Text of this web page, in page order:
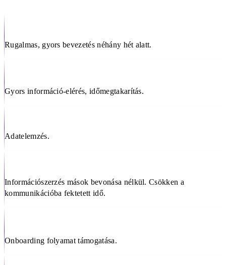
Rugalmas, gyors bevezetés néhány hét alatt.
Gyors információ-elérés, időmegtakarítás.
Adatelemzés.
Információszerzés mások bevonása nélkül. Csökken a
kommunikációba fektetett idő.
Onboarding folyamat támogatása.